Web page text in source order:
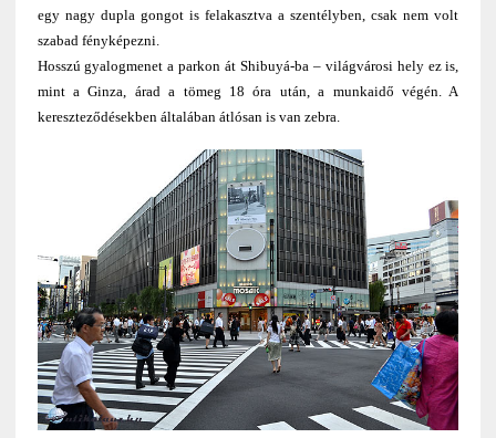
egy nagy dupla gongot is felakasztva a szentélyben, csak nem volt
szabad fényképezni.
Hosszú gyalogmenet a parkon át Shibuyá-ba – világvárosi hely ez is,
mint a Ginza, árad a tömeg 18 óra után, a munkaidő végén. A
kereszteződésekben általában átlósan is van zebra.